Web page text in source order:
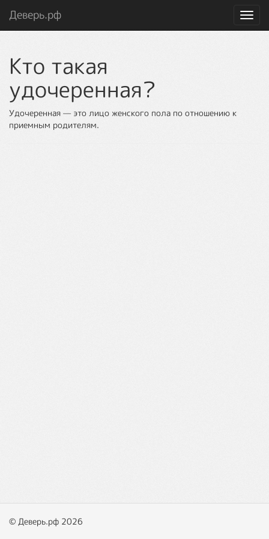
Деверь.рф
Кто такая
удочеренная?
Удочеренная — это лицо женского пола по отношению к
приемным родителям.
© Деверь.рф 2026